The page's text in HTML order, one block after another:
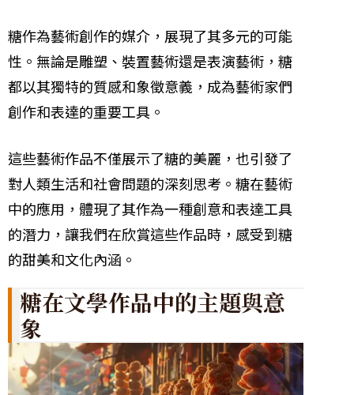
糖作為藝術創作的媒介，展現了其多元的可能
性。無論是雕塑、裝置藝術還是表演藝術，糖
都以其獨特的質感和象徵意義，成為藝術家們
創作和表達的重要工具。
這些藝術作品不僅展示了糖的美麗，也引發了
對人類生活和社會問題的深刻思考。糖在藝術
中的應用，體現了其作為一種創意和表達工具
的潛力，讓我們在欣賞這些作品時，感受到糖
的甜美和文化內涵。
糖在文學作品中的主題與意
象